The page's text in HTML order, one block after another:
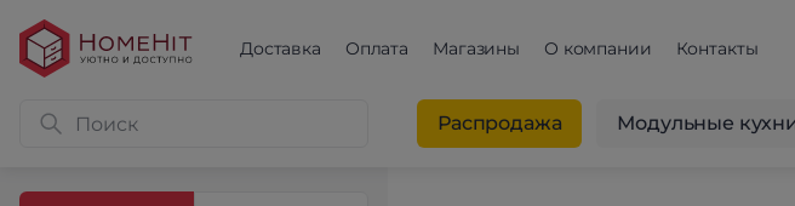
Доставка Оплата Магазины О компании Контакты
Распродажа Модульные